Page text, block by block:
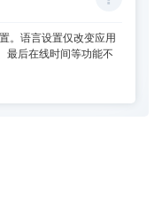
。语言设置仅改变应用
最后在线时间等功能不